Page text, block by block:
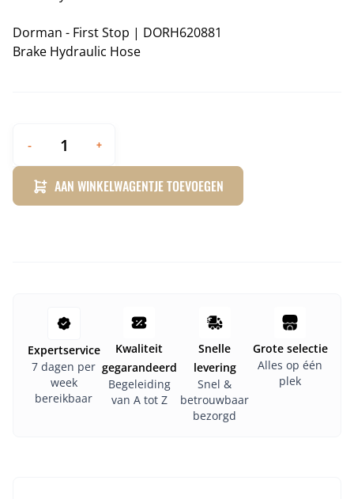
Dorman - First Stop | DORH620881
Brake Hydraulic Hose
- +
AAN WINKELWAGENTJE TOEVOEGEN
Expertservice
7 dagen per
week
bereikbaar
Kwaliteit
gegarandeerd
Begeleiding
van A tot Z
Snelle
levering
Snel &
betrouwbaar
bezorgd
Grote selectie
Alles op één
plek